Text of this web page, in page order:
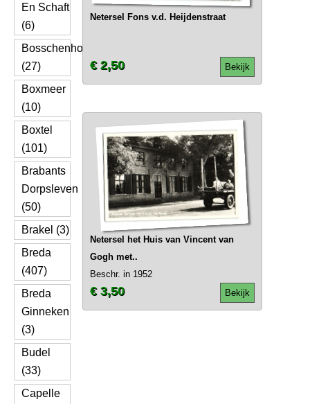
En Schaft
(6)
Bosschenhoofd
(27)
Boxmeer
(10)
Boxtel
(101)
Brabants
Dorpsleven
(50)
Brakel (3)
Breda
(407)
Breda
Ginneken
(3)
Budel
(33)
Capelle
Netersel Fons v.d. Heijdenstraat
Bekijk
€ 2,50
Netersel het Huis van Vincent van
Gogh met..
Beschr. in 1952
Bekijk
€ 3,50